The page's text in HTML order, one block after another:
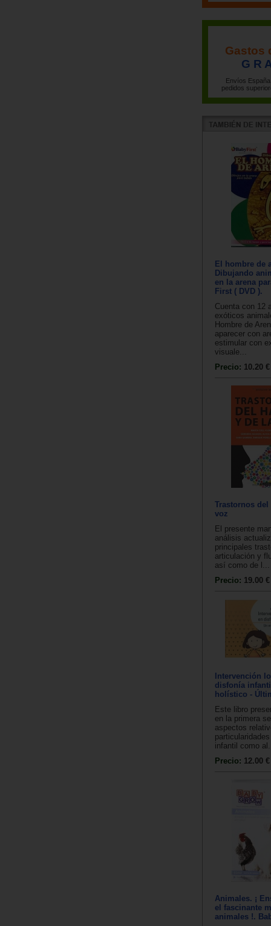
Gastos
G R
Envíos
pedidos
El hombre de
Dibujando
en la arena
First ( DVD ).
Cuenta con 12
exóticos
Hombre de
aparecer con
estimular con
visuale...
Precio: 10.20 €
Trastornos
voz
El presente
análisis
principales
articulación y
así como de l...
Precio: 19.00 €
Intervención
disfonía
holístico -
Este libro
en la primera
aspectos
infantil como
Precio: 12.00 €
Animales. ¡
el fascinante
animales !.